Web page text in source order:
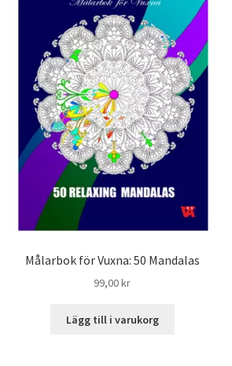
Målarbok för Vuxna: 50 Mandalas
99,00kr
Lägg till i varukorg